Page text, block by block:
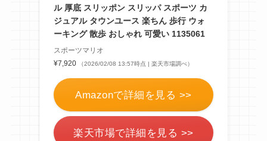
ル 厚底 スリッポン スリッパ スポーツ カ
ジュアル タウンユース 楽ちん 歩行 ウォ
ーキング 散歩 おしゃれ 可愛い 1135061
スポーツマリオ
¥7,920
（2026/02/08 13:57時点 | 楽天市場調べ）
Amazonで詳細を見る >>
楽天市場で詳細を見る >>